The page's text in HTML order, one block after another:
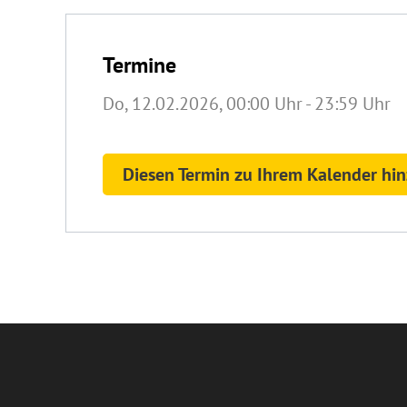
Termine
Do, 12.02.2026, 00:00 Uhr- 23:59 Uhr
Diesen Termin zu Ihrem Kalender